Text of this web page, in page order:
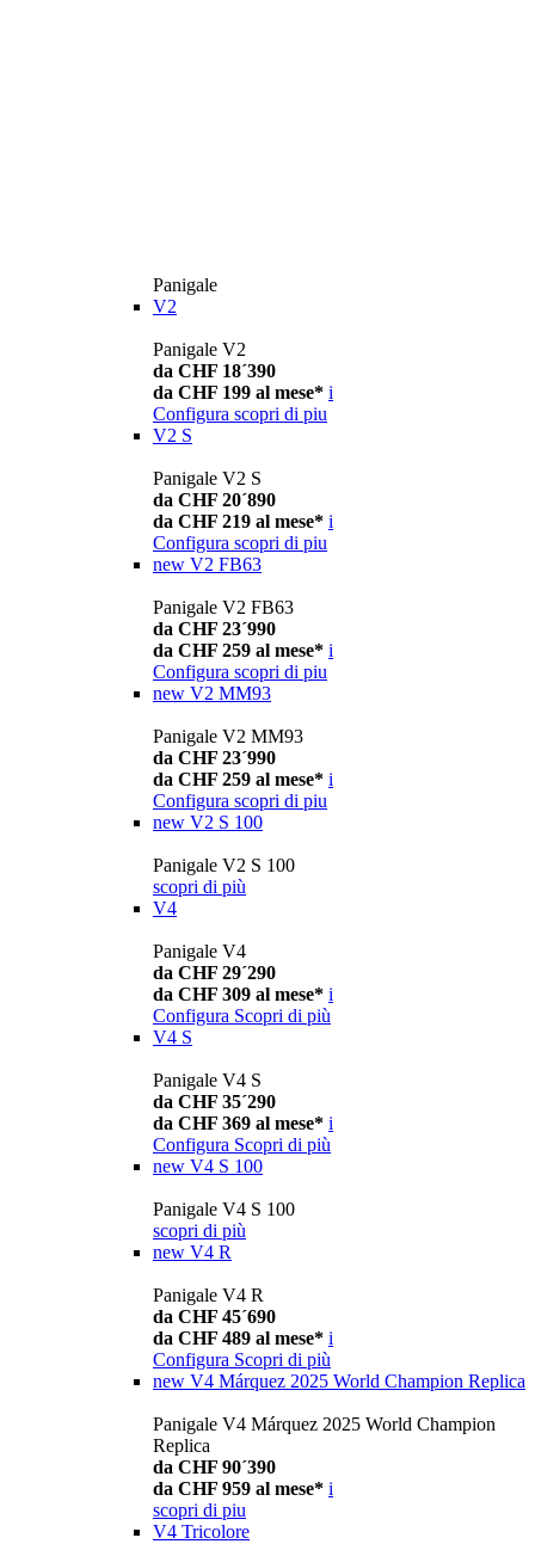
Panigale
V2
Panigale V2
da CHF 18´390
da CHF 199 al mese* i
Configura scopri di piu
V2 S
Panigale V2 S
da CHF 20´890
da CHF 219 al mese* i
Configura scopri di piu
new V2 FB63
Panigale V2 FB63
da CHF 23´990
da CHF 259 al mese* i
Configura scopri di piu
new V2 MM93
Panigale V2 MM93
da CHF 23´990
da CHF 259 al mese* i
Configura scopri di piu
new V2 S 100
Panigale V2 S 100
scopri di più
V4
Panigale V4
da CHF 29´290
da CHF 309 al mese* i
Configura Scopri di più
V4 S
Panigale V4 S
da CHF 35´290
da CHF 369 al mese* i
Configura Scopri di più
new V4 S 100
Panigale V4 S 100
scopri di più
new V4 R
Panigale V4 R
da CHF 45´690
da CHF 489 al mese* i
Configura Scopri di più
new V4 Márquez 2025 World Champion Replica
Panigale V4 Márquez 2025 World Champion
Replica
da CHF 90´390
da CHF 959 al mese* i
scopri di piu
V4 Tricolore